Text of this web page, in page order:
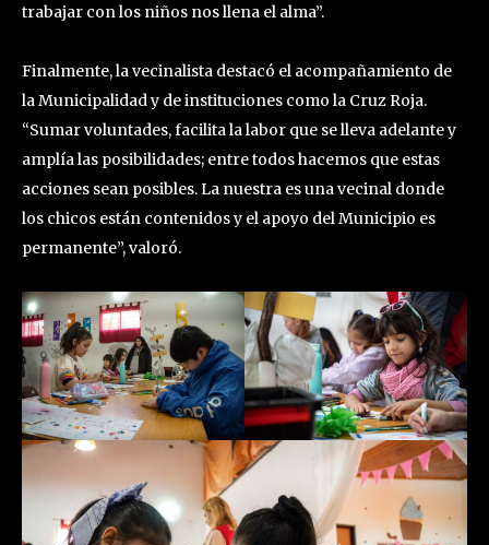
trabajar con los niños nos llena el alma”.
Finalmente, la vecinalista destacó el acompañamiento de
la Municipalidad y de instituciones como la Cruz Roja.
“Sumar voluntades, facilita la labor que se lleva adelante y
amplía las posibilidades; entre todos hacemos que estas
acciones sean posibles. La nuestra es una vecinal donde
los chicos están contenidos y el apoyo del Municipio es
permanente”, valoró.